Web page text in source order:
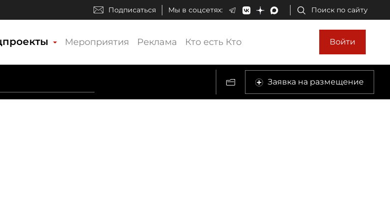
Подписаться Мы в соцсетях: Поиск по сайту
Мероприятия Реклама Кто есть Кто Войти
Заявка на размещение